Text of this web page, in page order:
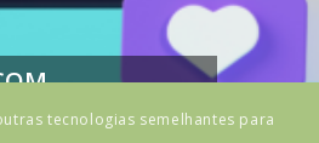
tecnologias semelhantes para